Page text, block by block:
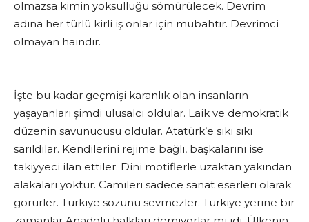
olmazsa kimin yoksulluğu sömürülecek. Devrim
adına her türlü kirli iş onlar için mubahtır. Devrimci
olmayan haindir.
İşte bu kadar geçmişi karanlık olan insanların
yaşayanları şimdi ulusalcı oldular. Laik ve demokratik
düzenin savunucusu oldular. Atatürk’e sıkı sıkı
sarıldılar. Kendilerini rejime bağlı, başkalarını ise
takiyyeci ilan ettiler. Dini motiflerle uzaktan yakından
alakaları yoktur. Camileri sadece sanat eserleri olarak
görürler. Türkiye sözünü sevmezler. Türkiye yerine bir